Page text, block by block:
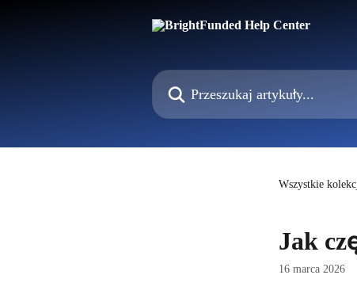
Przeszukaj artykuły...
Wszystkie
Jak
16 marca 2026